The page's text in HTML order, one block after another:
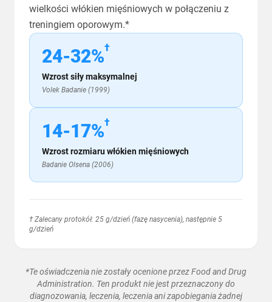
wielkości włókien mięśniowych w połączeniu z
treningiem oporowym.*
24-32%†
Wzrost siły maksymalnej
Volek Badanie (1999)
14-17%†
Wzrost rozmiaru włókien mięśniowych
Badanie Olsena (2006)
† Zalecany protokół: 25 g/dzień (fazę nasycenia), następnie 5
g/dzień
*Te oświadczenia nie zostały ocenione przez Food and Drug
Administration. Ten produkt nie jest przeznaczony do
diagnozowania, leczenia, leczenia ani zapobiegania żadnej